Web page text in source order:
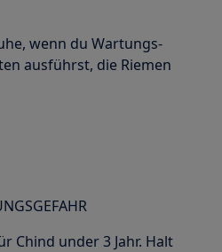
wenn du Wartungs-
ausführst, die Riemen
Chind under 3 Jahr. Halt